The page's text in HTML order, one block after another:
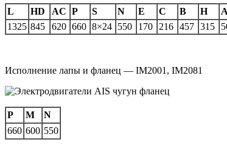
L HD AC P S N E C B H A
1325 845 620 660 8×24 550 170 216 457 315
Исполнение лапы и фланец — IM2001, IM2081
P M
N
660 600 550